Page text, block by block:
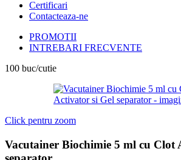
Certificari
Contacteaza-ne
PROMOTII
INTREBARI FRECVENTE
100 buc/cutie
Click pentru zoom
Vacutainer Biochimie 5 ml cu Clot